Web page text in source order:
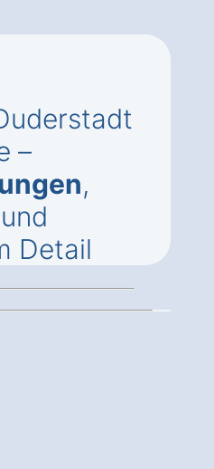
–
,
und
Detail